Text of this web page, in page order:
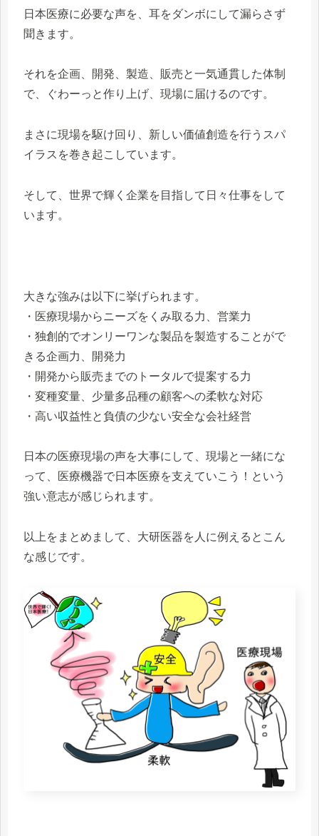
日本医療に必要な声を、耳をダンボにして漏らさず
聞きます。
それを企画、開発、製造、販売と一気通貫した体制
で、ぐわーっと作り上げ、現場に届けるのです。
まさに現場を駆け回り、新しい価値創造を行うスパ
イラスを巻き起こしています。
そして、世界で輝く企業を目指して日々仕事をして
います。
大きな強みは以下に挙げられます。
・医療現場からニーズをくみ取る力、営業力
・独創的でオンリーワンな製品を製造することがで
きる企画力、開発力
・開発から販売までのトータルで提案する力
・変種変量、少量多品種の顧客への柔軟な対応
・高い収益性と負債の少ない安全な会社経営
日本の医療現場の声を大事にして、現場と一緒にな
って、医療機器で日本医療を支えていこう！という
強い意志が感じられます。
以上をまとめまして、大研医器を人に例えるとこん
な感じです。